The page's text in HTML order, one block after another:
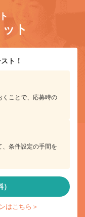
ト
ト！
くことで、応募時の
条件設定の手間を
はこちら＞